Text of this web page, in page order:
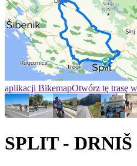
aplikacji BikemapOtwórz tę trasę
SPLIT -